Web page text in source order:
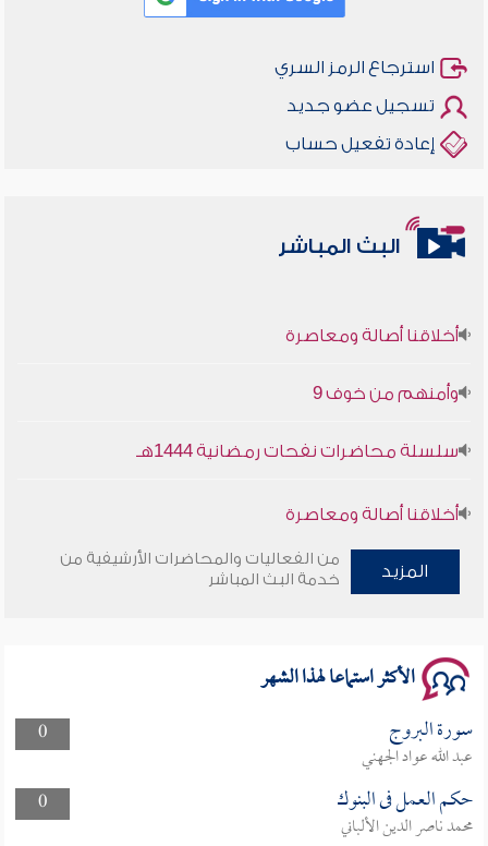
استرجاع الرمز السري
تسجيل عضو جديد
إعادة تفعيل حساب
البث المباشر
أخلاقنا أصالة ومعاصرة
وأمنهم من خوف 9
سلسلة محاضرات نفحات رمضانية 1444هـ
أخلاقنا أصالة ومعاصرة
وأمنهم من خوف 9
المزيد
من الفعاليات والمحاضرات الأرشيفية من
خدمة البث المباشر
الأكثر استماعا لهذا الشهر
0 سورة البروج
عبد الله عواد الجهني
0
حكم العمل فى البنوك
محمد ناصر الدين الألباني